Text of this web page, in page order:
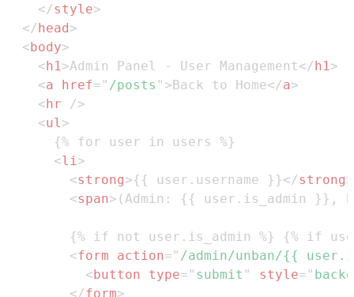
</style>
</head>
<body>
<h1 >Admin Panel - User Management</h1 >
<a href= " /posts " >Back to Home</a>
<hr
/>
<ul >
<li >
<strong>{{ user.username }}</strong>
<span> (Admin: {{ user.is_admin }},
<form action= " /admin/unban/{{
<button type= " submit " style= "
</form>